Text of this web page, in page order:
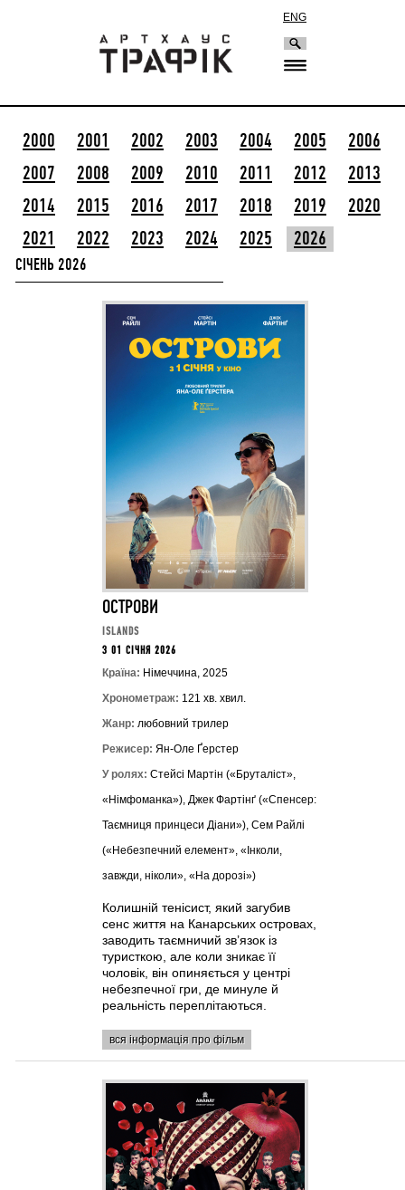
ENG
2000 2001 2002 2003 2004 2005
2006
2007
2008 2009 2010 2011 2012
2013
2014
2015 2016 2017 2018 2019
2020
2021
2022 2023 2024 2025 2026
СІЧЕНЬ 2026
ОСТРОВИ
ISLANDS
З 01 СІЧНЯ 2026
Країна: Німеччина, 2025
Хронометраж: 121 хв. хвил.
Жанр: любовний трилер
Режисер: Ян-Оле Ґерстер
У ролях: Стейсі Мартін («Бруталіст»,
«Німфоманка»), Джек Фартінґ («Спенсер:
Таємниця принцеси Діани»), Сем Райлі
(«Небезпечний елемент», «Інколи,
завжди, ніколи», «На дорозі»)
Колишній тенісист, який загубив
сенс життя на Канарських островах,
заводить таємничий зв’язок із
туристкою, але коли зникає її
чоловік, він опиняється у центрі
небезпечної гри, де минуле й
реальність переплітаються.
вся інформація про фільм